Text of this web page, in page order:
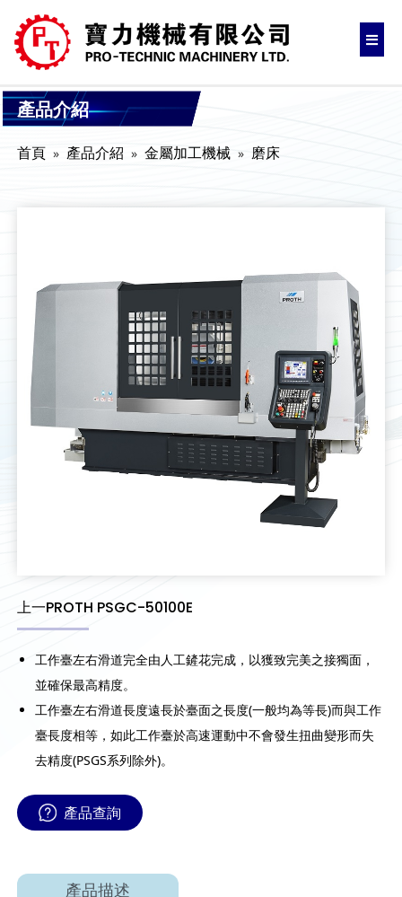
產品介紹
首頁 產品介紹 金屬加工機械 磨床
上一PROTH PSGC-50100E
工作臺左右滑道完全由人工鏟花完成，以獲致完美之接獨面，
並確保最高精度。
工作臺左右滑道長度遠長於臺面之長度(一般均為等長)而與工作
臺長度相等，如此工作臺於高速運動中不會發生扭曲變形而失
去精度(PSGS系列除外)。
產品查詢
產品描述